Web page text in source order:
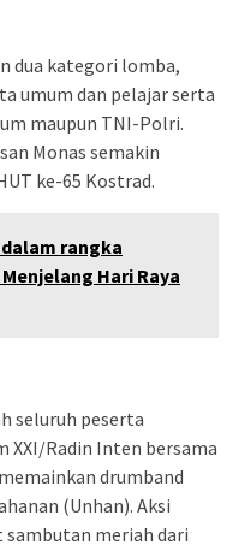
dua kategori lomba,
umum dan pelajar serta
maupun TNI-Polri.
Monas semakin
ke-65 Kostrad.
rangka
Hari Raya
seluruh peserta
XXI/Radin Inten bersama
drumband
(Unhan). Aksi
meriah dari